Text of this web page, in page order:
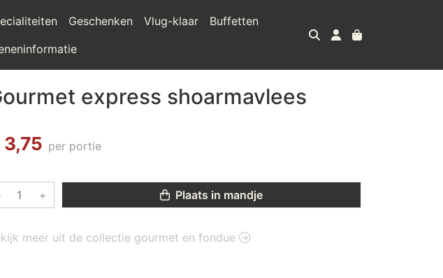
Geschenken Vlug-klaar
Buffetten
express shoarmavlees
3,75 per portie
+ Plaats in mandje
meer uit de collectie gourmet en fondue